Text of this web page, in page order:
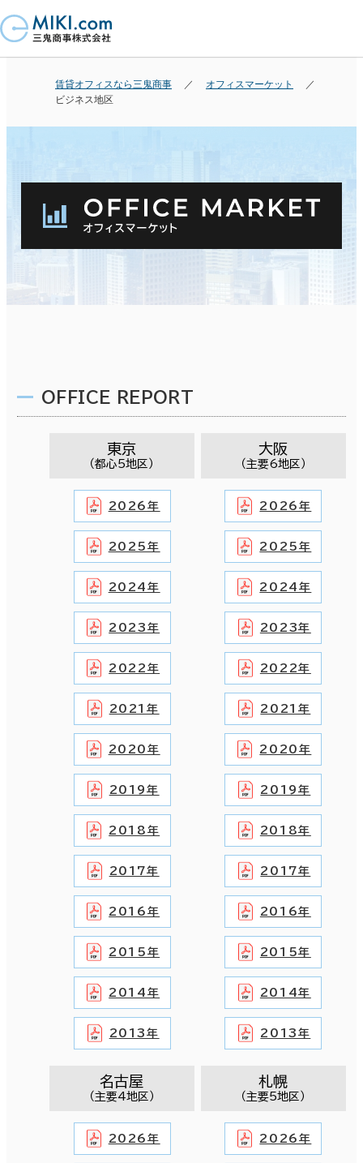
賃貸オフィスなら三鬼商事
オフィスマーケット
ビジネス地区
OFFICE REPORT
東京
（都心5地区）
2026年
2025年
2024年
2023年
2022年
2021年
2020年
2019年
2018年
2017年
2016年
2015年
2014年
2013年
大阪
（主要6地区）
2026年
2025年
2024年
2023年
2022年
2021年
2020年
2019年
2018年
2017年
2016年
2015年
2014年
2013年
名古屋
（主要4地区）
2026年
札幌
（主要5地区）
2026年